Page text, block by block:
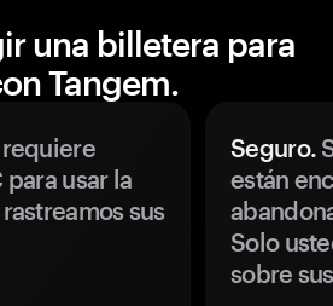
una billetera para
Tangem.
requiere
usar la
sus
Seguro.
están
Solo
sobre